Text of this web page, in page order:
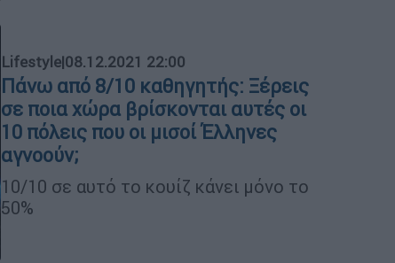
Lifestyle|08.12.2021 22:00
Πάνω από 8/10 καθηγητής: Ξέρεις
σε ποια χώρα βρίσκονται αυτές οι
10 πόλεις που οι μισοί Έλληνες
αγνοούν;
10/10 σε αυτό το κουίζ κάνει μόνο το
50%